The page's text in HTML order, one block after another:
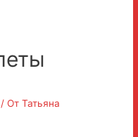
/ ОтТатьяна